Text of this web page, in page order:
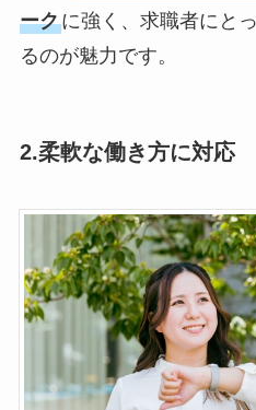
ークに強く、求職者にと
るのが魅力です。
2.柔軟な働き方に対応